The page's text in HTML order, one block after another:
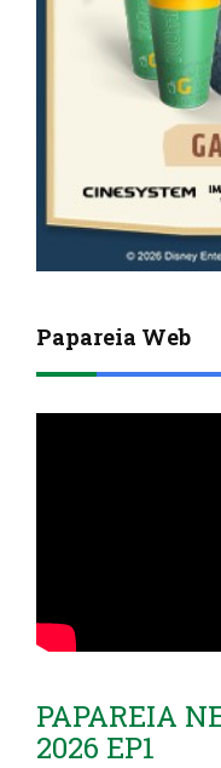
Papareia Web
PAPAREIA
2026 EP1